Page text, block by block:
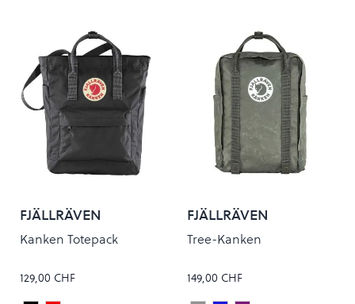
FJÄLLRÄVEN
Kanken Totepack
129,00 CHF
FJÄLLRÄVEN
Tree-Kanken
149,00 CHF